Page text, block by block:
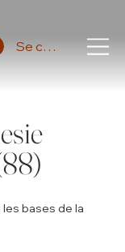
Se connecter
bases de la